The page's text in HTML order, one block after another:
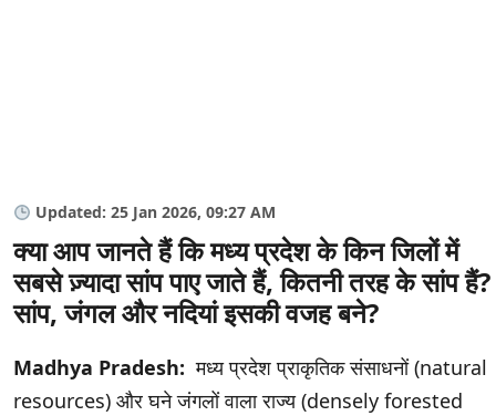
Updated: 25 Jan 2026, 09:27 AM
क्या आप जानते हैं कि मध्य प्रदेश के किन जिलों में
सबसे ज़्यादा सांप पाए जाते हैं, कितनी तरह के सांप हैं?
सांप, जंगल और नदियां इसकी वजह बने?
Madhya Pradesh: मध्य प्रदेश प्राकृतिक संसाधनों (natural
resources) और घने जंगलों वाला राज्य (densely forested